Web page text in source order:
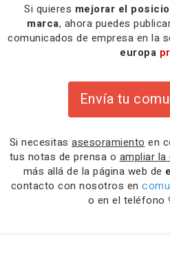
Si quieres mejorar el
marca, ahora puedes
comunicados de empresa en la
europa
Envía tu
Si necesitas asesoramiento en
tus notas de prensa o ampliar
más allá de la página web de
contacto con nosotros en
o en el teléfono